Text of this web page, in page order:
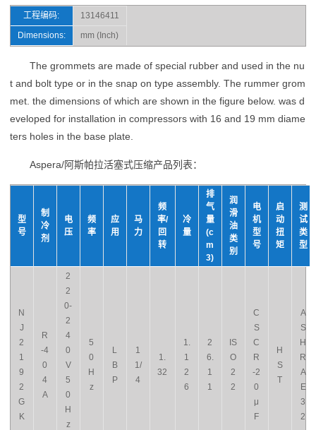
工程编码:
13146411
Dimensions:
mm (Inch)
The grommets are made of special rubber and used in the nu
t and bolt type or in the snap on type assembly. The rummer grom
met. the dimensions of which are shown in the figure below. was d
eveloped for installation in compressors with 16 and 19 mm diame
ters holes in the base plate.
Aspera/阿斯帕拉活塞式压缩产品列表：
型
号
制
冷
剂
电
压
频
率
应
用
马
力
频
率/
回
转
冷
量
排
气
量
(c
m
3)
润
滑
油
类
别
电
机
型
号
启
动
扭
矩
测
试
类
型
N
J
2
1
9
2
G
K
R
-4
0
4
A
2
2
0-
2
4
0
V
5
0
H
z
5
0
H
z
L
B
P
1
1/
4
1.
32
1.
1
2
6
2
6.
1
1
IS
O
2
2
C
S
C
R
-2
0
μ
F
H
S
T
A
S
H
R
A
E
3
2